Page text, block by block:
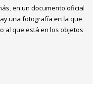
en un documento oficial
una fotografía en la que
al que está en los objetos